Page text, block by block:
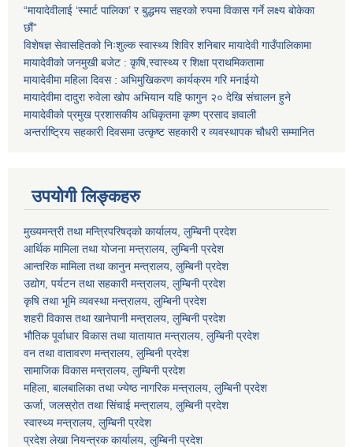
“मायादेवीलाई ‘स्मार्ट पालिका’ र बुद्धमय सहरको रुपमा विकास गर्ने लक्ष्य बोकेका
छौं”
विशेषज्ञ सेवासहितको निःशुल्क स्वास्थ्य शिविर शनिबार मायादेवी गाउँपालिकामा
मायादेवीको जनमुखी बजेट : कृषि,स्वास्थ्य र शिक्षा प्राथमिकतामा
मायादेवीमा महिला दिवस : अभिमुखिकरण कार्यक्रम गरि मनाईयो
मायादेवीमा दादुरा रुवेला खोप अभियान यहि फागुन २० देखि संचालन हुने
मायादेवीको प्रमुख प्रशासकीय अधिकृतमा कृष्ण प्रसाद ज्ञवाली
अन्तर्राष्ट्रिय सहकारी दिवसमा उत्कृष्ट सहकारी र व्यवस्थापक चौधरी सम्मानित
उपयोगी लिङ्कहरु
मुख्यमन्त्री तथा मन्त्रिपरिषद्को कार्यालय, लुम्बिनी प्रदेश
आर्थिक मामिला तथा योजना मन्त्रालय, लुम्बिनी प्रदेश
आन्तरिक मामिला तथा कानुन मन्त्रालय, लुम्बिनी प्रदेश
उद्योग, पर्यटन तथा सहकारी मन्त्रालय, लुम्बिनी प्रदेश
कृषि तथा भूमि व्यवस्था मन्त्रालय, लुम्बिनी प्रदेश
शहरी विकास तथा खानेपानी मन्त्रालय, लुम्बिनी प्रदेश
भौतिक पूर्वाधार विकास तथा यातायात मन्त्रालय, लुम्बिनी प्रदेश
वन तथा वातावरण मन्त्रालय, लुम्बिनी प्रदेश
सामाजिक विकास मन्त्रालय, लुम्बिनी प्रदेश
महिला, बालबालिका तथा ज्येष्ठ नागरिक मन्त्रालय, लुम्बिनी प्रदेश
ऊर्जा, जलस्रोत तथा सिंचाई मन्त्रालय, लुम्बिनी प्रदेश
स्वास्थ्य मन्त्रालय, लुम्बिनी प्रदेश
प्रदेश लेखा नियन्त्रक कार्यालय, लुम्बिनी प्रदेश